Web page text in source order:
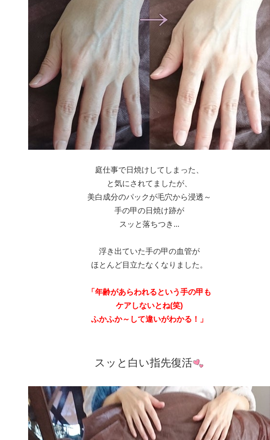
庭仕事で日焼けしてしまった、
と気にされてましたが、
美白成分のパックが毛穴から浸透～
手の甲の日焼け跡が
スッと落ちつき...
浮き出ていた手の甲の血管が
ほとんど目立たなくなりました。
「年齢があらわれるという手の甲も
ケアしないとね(笑)
ふかふか～して違いがわかる！」
スッと白い指先復活